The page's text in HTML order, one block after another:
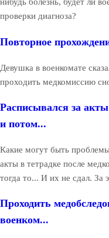
нибудь болезнь, будет ли
проверки диагноза?
Повторное
Девушка в военкомате
проходить медкомиссию
Расписывался за
и потом...
Какие могут быть
акты в тетрадке после
тогда то... И их не сдал. За
Проходить
военком...